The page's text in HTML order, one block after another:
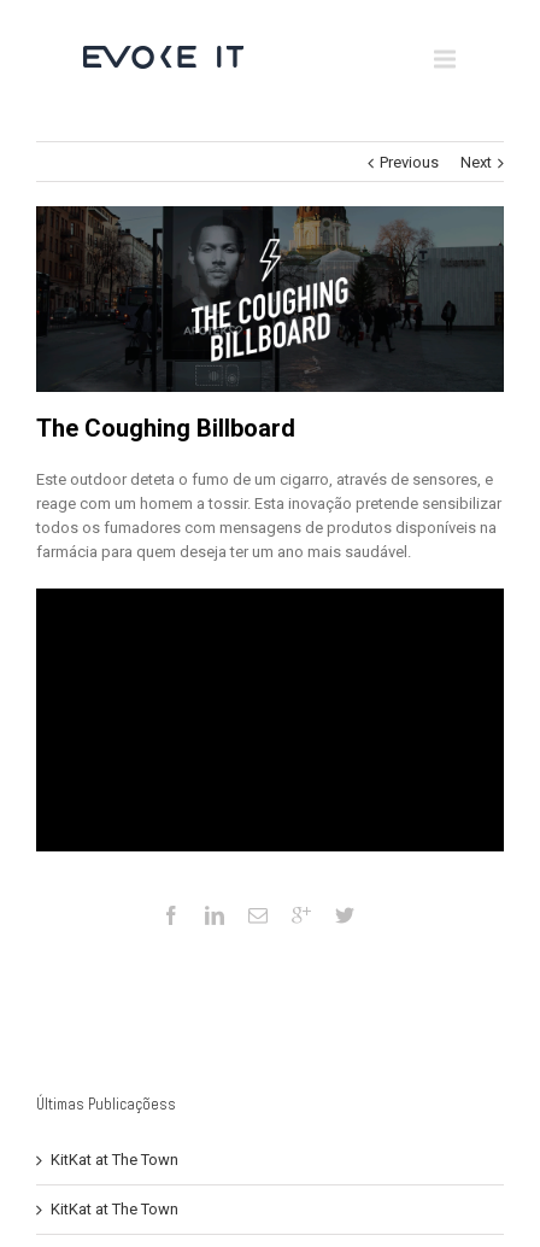
×
Museums
Corporate
All
Previous Next
The Coughing Billboard
Este outdoor deteta o fumo de um cigarro, através de sensores, e
reage com um homem a tossir. Esta inovação pretende sensibilizar
todos os fumadores com mensagens de produtos disponíveis na
farmácia para quem deseja ter um ano mais saudável.
Últimas Publicaçõess
KitKat at The Town
KitKat at The Town